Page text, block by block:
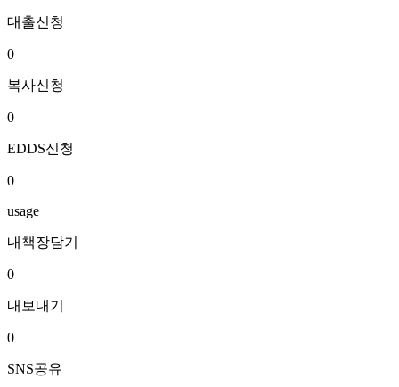
대출신청
0
복사신청
0
EDDS신청
0
usage
내책장담기
0
내보내기
0
SNS공유